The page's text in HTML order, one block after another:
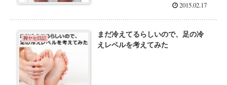
2015.02.17
脚ヤセ日記
まだ冷えてるらしいので、足の冷
えレベルを考えてみた